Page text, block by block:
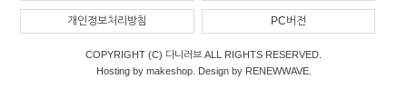
개인정보처리방침 PC버전
COPYRIGHT (C) 다니러브 ALL RIGHTS RESERVED.
Hosting by makeshop. Design by RENEWWAVE.